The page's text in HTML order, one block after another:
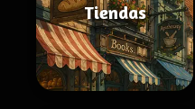
Tiendas